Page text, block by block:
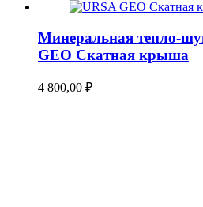
Минеральная тепло-
GEO Скатная крыша
4 800,00 ₽